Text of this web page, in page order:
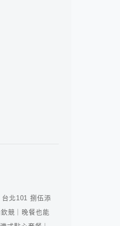
台北101 捌伍添
競｜晚餐也能